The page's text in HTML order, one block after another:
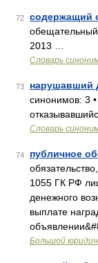
72 содержащий
2013 …
Словарь
73 нарушавший
синонимов: 3
Словарь
74 публичное
1055 ГК РФ
денежного
выплате
Большой